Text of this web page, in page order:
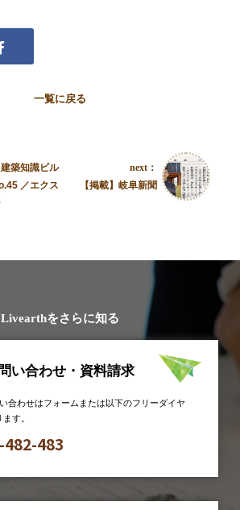
一覧に戻る
建築知識ビル
／エクス
next：
【掲載】岐阜新聞
Livearthをさらに知る
い合わせ・資料請求
合わせはフォームまたは以下のフリーダイヤ
す。
482-483